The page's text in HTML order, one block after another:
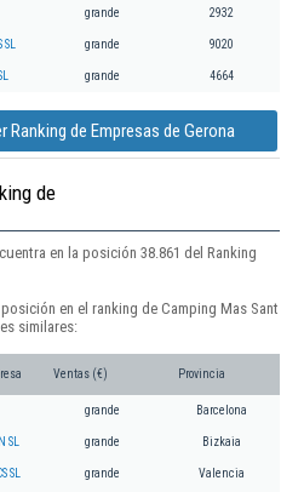
grande 2932
SL grande 9020
grande 4664
Ranking de Empresas de Gerona
de
en la posición 38.861 del Ranking
en el ranking de Camping Mas Sant
similares:
Ventas (€) Provincia
grande Barcelona
SL grande Bizkaia
SL grande Valencia